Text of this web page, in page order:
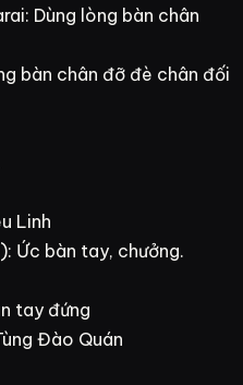
Dùng lòng bàn chân
bàn chân đỡ đè chân đối
Linh
Ức bàn tay, chưởng.
tay đứng
Đào Quán